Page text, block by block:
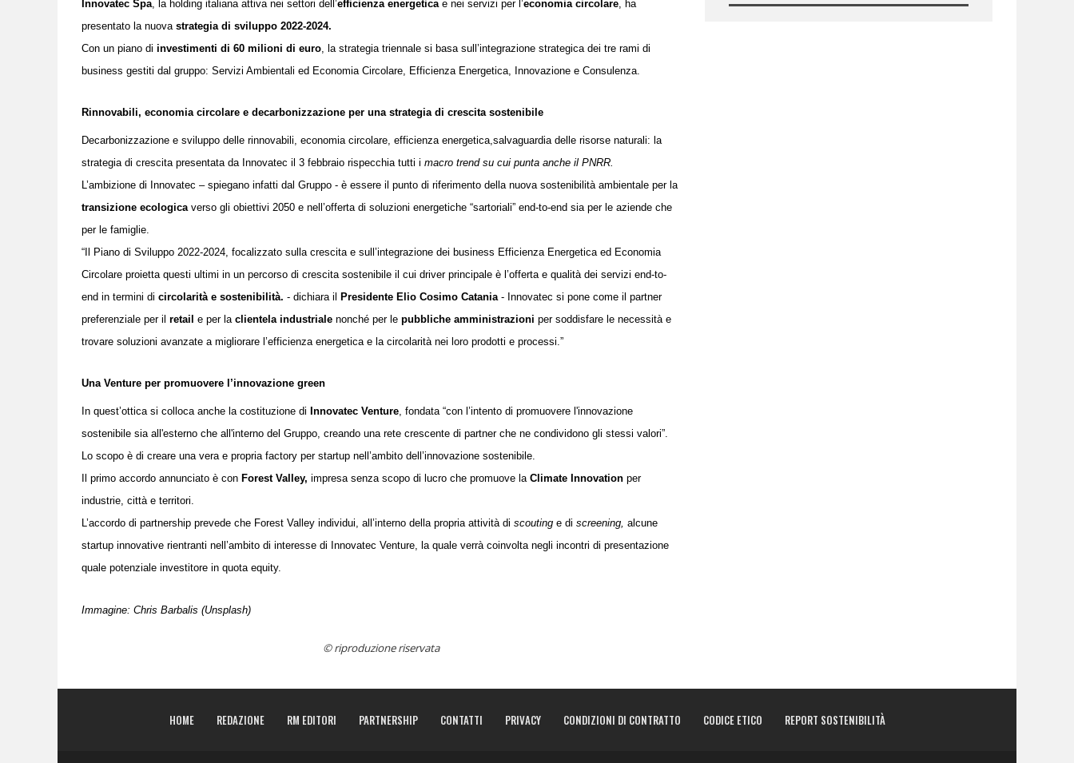
Innovatec Spa, la holding italiana attiva nei settori dell’efficienza energeticae nei servizi per l’economia circolare, ha
presentato la nuova strategia di sviluppo 2022-2024.
Con un piano di investimenti di 60 milioni di euro, la strategia triennale si basa sull’integrazione strategica dei tre rami di
business gestiti dal gruppo: Servizi Ambientali ed Economia Circolare, Efficienza Energetica, Innovazione e Consulenza.
Rinnovabili, economia circolare e decarbonizzazione per una strategia di crescita sostenibile
Decarbonizzazione e sviluppo delle rinnovabili, economia circolare, efficienza energetica,salvaguardia delle risorse naturali: la
strategia di crescita presentata da Innovatec il 3 febbraio rispecchia tutti i macro trend su cui punta anche il PNRR.
L’ambizione di Innovatec – spiegano infatti dal Gruppo - è essere il punto di riferimento della nuova sostenibilità ambientale per la
transizione ecologica verso gli obiettivi 2050 e nell’offerta di soluzioni energetiche “sartoriali” end-to-end sia per le aziende che
per le famiglie.
“Il Piano di Sviluppo 2022-2024, focalizzato sulla crescita e sull’integrazione dei business Efficienza Energetica ed Economia
Circolare proietta questi ultimi in un percorso di crescita sostenibile il cui driver principale è l’offerta e qualità dei servizi end-to-
end in termini di circolarità e sostenibilità. - dichiara il Presidente Elio Cosimo Catania - Innovatec si pone come il partner
preferenziale per il retail e per la clientela industriale nonché per le pubbliche amministrazioni per soddisfare le necessità e
trovare soluzioni avanzate a migliorare l’efficienza energetica e la circolarità nei loro prodotti e processi.”
Una Venture per promuovere l’innovazione green
In quest’ottica si colloca anche la costituzione di Innovatec Venture, fondata“con l’intento di promuovere l'innovazione
sostenibile sia all'esterno che all'interno del Gruppo, creando una rete crescente di partner che ne condividono gli stessi valori”.
Lo scopo è di creare una vera e propria factory per startup nell’ambito dell’innovazione sostenibile.
Il primo accordo annunciato è con Forest Valley, impresa senza scopo di lucro che promuove la Climate Innovation per
industrie, città e territori.
L’accordo di partnership prevede che Forest Valley individui, all’interno della propria attività di scouting e di screening, alcune
startup innovative rientranti nell’ambito di interesse di Innovatec Venture, la quale verrà coinvolta negli incontri di presentazione
quale potenziale investitore in quota equity.
Immagine: Chris Barbalis (Unsplash)
© riproduzione riservata
HOME REDAZIONE RM EDITORI PARTNERSHIP CONTATTI PRIVACY CONDIZIONI DI CONTRATTO CODICE ETICO REPORT SOSTENIBILITÀ